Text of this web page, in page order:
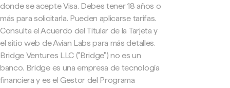
donde se acepte Visa. Debes tener 18 años o
más para solicitarla. Pueden aplicarse tarifas.
Consulta el Acuerdo del Titular de la Tarjeta y
el sitio web de Avian Labs para más detalles.
Bridge Ventures LLC ("Bridge") no es un
banco. Bridge es una empresa de tecnología
financiera y es el Gestor del Programa